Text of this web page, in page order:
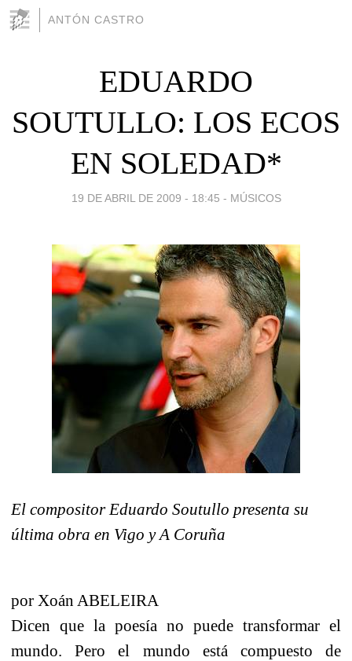
ANTÓN CASTRO
EDUARDO
SOUTULLO: LOS ECOS
EN SOLEDAD*
19 DE ABRIL DE 2009 - 18:45 - MÚSICOS
El compositor Eduardo Soutullo presenta su
última obra en Vigo y A Coruña
por Xoán ABELEIRA
Dicen que la poesía no puede transformar el
mundo. Pero el mundo está compuesto de